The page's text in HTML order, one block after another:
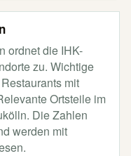
ordnet die IHK-
zu. Wichtige
mit
Ortsteile im
Die Zahlen
werden mit